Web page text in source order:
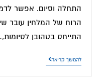
התחלה וסיום. אפשר
הרוח של המלחין עובר
התייחס בטהובן
להמשך קריאה